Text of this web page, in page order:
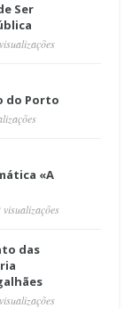
Ser
do Porto
«A
visualizações
das